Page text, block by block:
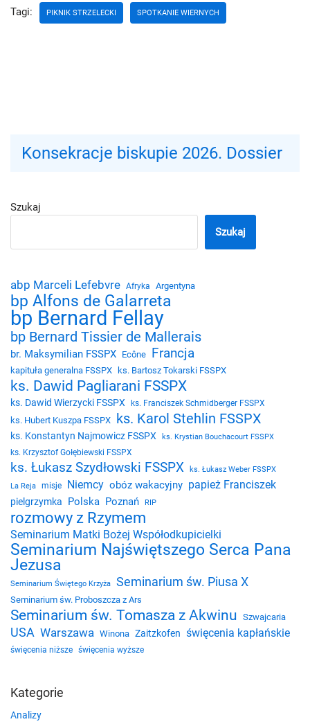
Tagi: PIKNIK STRZELECKI SPOTKANIE WIERNYCH
Konsekracje biskupie 2026. Dossier
Szukaj
Szukaj
abp Marceli Lefebvre Afryka Argentyna
bp Alfons de Galarreta
bp Bernard Fellay
bp Bernard Tissier de Mallerais
br. Maksymilian FSSPX Ecône Francja
kapituła generalna FSSPX ks. Bartosz Tokarski FSSPX
ks. Dawid Pagliarani FSSPX
ks. Dawid Wierzycki FSSPX ks. Franciszek Schmidberger FSSPX
ks. Hubert Kuszpa FSSPX ks. Karol Stehlin FSSPX
ks. Konstantyn Najmowicz FSSPX
ks. Krystian Bouchacourt FSSPX
ks. Krzysztof Gołębiewski FSSPX
ks. Łukasz Szydłowski FSSPX
ks. Łukasz Weber FSSPX
La Reja
misje Niemcy obóz wakacyjny papież Franciszek
pielgrzymka Polska Poznań RIP
rozmowy z Rzymem
Seminarium Matki Bożej Współodkupicielki
Seminarium Najświętszego Serca Pana
Jezusa
Seminarium Świętego Krzyża Seminarium św. Piusa X
Seminarium św. Proboszcza z Ars
Seminarium św. Tomasza z Akwinu Szwajcaria
USA Warszawa Winona Zaitzkofen święcenia kapłańskie
święcenia niższe święcenia wyższe
Kategorie
Analizy